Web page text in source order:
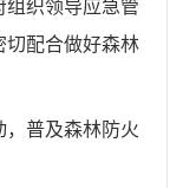
组织领导应急管
切配合做好森林
，普及森林防火